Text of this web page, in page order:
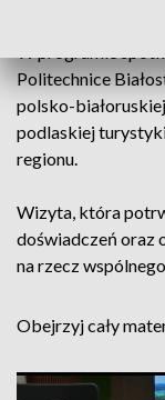
Politechnice
polsko-
podlaskiej
regionu.
Wizyta, która
doświadczeń oraz
na rzecz
Obejrzyj cały